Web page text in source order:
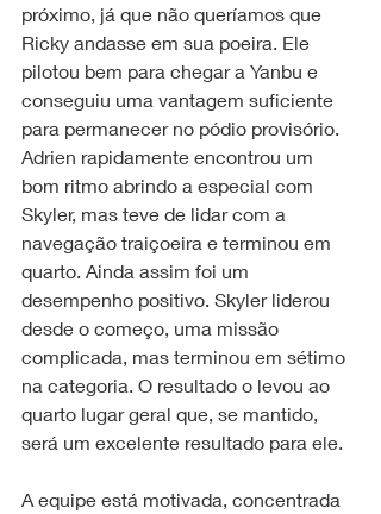
próximo, já que não queríamos que
Ricky andasse em sua poeira. Ele
pilotou bem para chegar a Yanbu e
conseguiu uma vantagem suficiente
para permanecer no pódio provisório.
Adrien rapidamente encontrou um
bom ritmo abrindo a especial com
Skyler, mas teve de lidar com a
navegação traiçoeira e terminou em
quarto. Ainda assim foi um
desempenho positivo. Skyler liderou
desde o começo, uma missão
complicada, mas terminou em sétimo
na categoria. O resultado o levou ao
quarto lugar geral que, se mantido,
será um excelente resultado para ele.
A equipe está motivada, concentrada